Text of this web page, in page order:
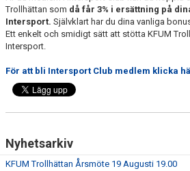
TRÄNINGSTID UNGDOM 2627
VISION
SPONSORPAKET
STYRELSEN
Trollhättan som då får 3% i ersättning på
Intersport. Självklart har du dina vanliga
Ett enkelt och smidigt sätt att stötta KFUM
Intersport.
För att bli Intersport Club medlem klicka
Nyhetsarkiv
KFUM Trollhättan Årsmöte 19 Augusti 19.00